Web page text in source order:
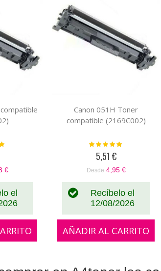
€
el
Canon 051H Toner
compatible (2169C002)
Valoración:
5,51 €
Desde 4,95 €
Recíbelo el
12/08/2026
AÑADIR AL CARRITO